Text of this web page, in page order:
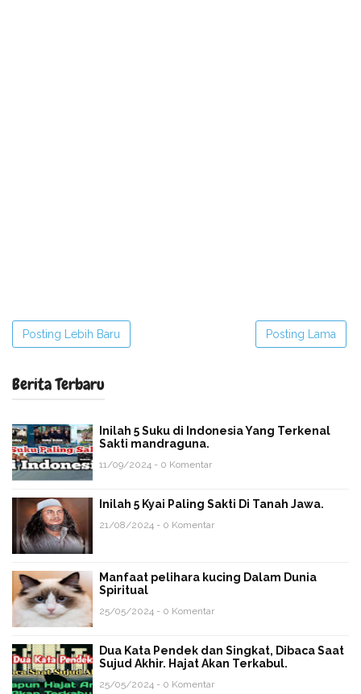
Posting Lebih Baru Posting Lama
Berita Terbaru
Inilah 5 Suku di Indonesia Yang Terkenal
Sakti mandraguna.
11/09/2024 - 0 Komentar
Inilah 5 Kyai Paling Sakti Di Tanah Jawa.
21/08/2024 - 0 Komentar
Manfaat pelihara kucing Dalam Dunia
Spiritual
25/05/2024 - 0 Komentar
Dua Kata Pendek dan Singkat, Dibaca Saat
Sujud Akhir. Hajat Akan Terkabul.
25/05/2024 - 0 Komentar